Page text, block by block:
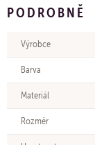
PODROBNĚ
Výrobce
Barva
Materiál
Rozměr